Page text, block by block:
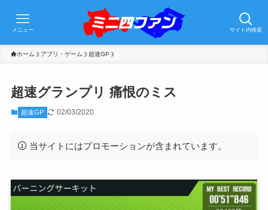
サイト内検索
メニュー
ホーム アプリ・ゲーム 超速GP
超速グランプリ 痛恨のミス
超速GP 02/03/2020
当サイトにはプロモーションが含まれています。